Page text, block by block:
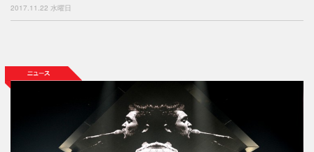
o
2017.11.22 水曜日